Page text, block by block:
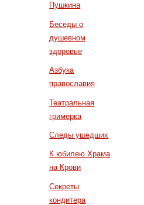
Пушкина
Беседы о
душевном
здоровье
Азбука
православия
Театральная
гримерка
Следы ушедших
К юбилею Храма
на Крови
Секреты
кондитера